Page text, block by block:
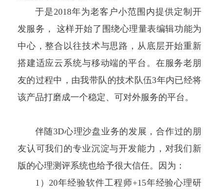
于是2018年为老客户小范围内提供定制开
发服务， 这样开始了围绕心理量表编辑功能为
中心，整合以往技术与思路，从底层开始重新
搭建适应云系统与移动端的平台。在服务老朋
友的过程中，由我带队的技术队伍3年内已经将
该产品打磨成一个稳定、可对外服务的平台。
伴随3D心理沙盘业务的发展，合作过的朋
友认可我们的专业沉淀与开发能力，对我们新
版的心理测评系统也给予很大信任。因为：
1）20年经验软件工程师+15年经验心理研